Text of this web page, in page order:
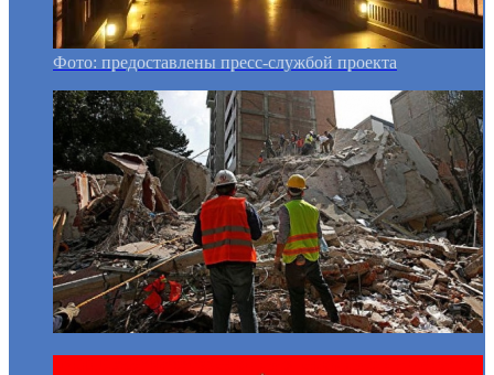
Фото: предоставлены пресс-службой проекта